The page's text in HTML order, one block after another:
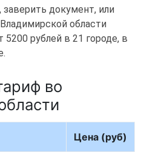
документ, или
области
рублей в 21 городе, в
во
Цена (руб)